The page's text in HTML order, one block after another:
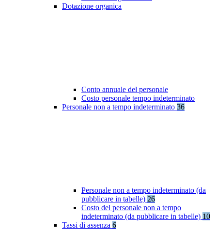
Dotazione organica
Conto annuale del personale
Costo personale tempo indeterminato
Personale non a tempo indeterminato 36
Personale non a tempo indeterminato (da
pubblicare in tabelle) 26
Costo del personale non a tempo
indeterminato (da pubblicare in tabelle) 10
Tassi di assenza 6